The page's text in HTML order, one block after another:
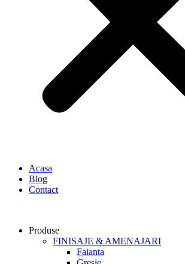
Acasa
Blog
Contact
Produse
FINISAJE & AMENAJARI
Faianta